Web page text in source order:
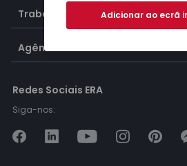
Trabalhar na ERA
Agências ERA
Redes Sociais ERA
Siga-nos:
Adicionar ao ecrã